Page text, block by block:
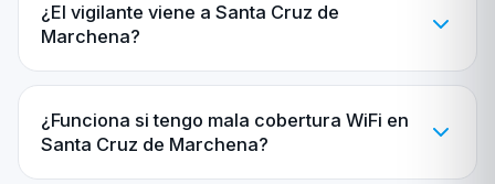
¿El vigilante viene a Santa Cruz de
Marchena?
¿Funciona si tengo mala cobertura WiFi en
Santa Cruz de Marchena?